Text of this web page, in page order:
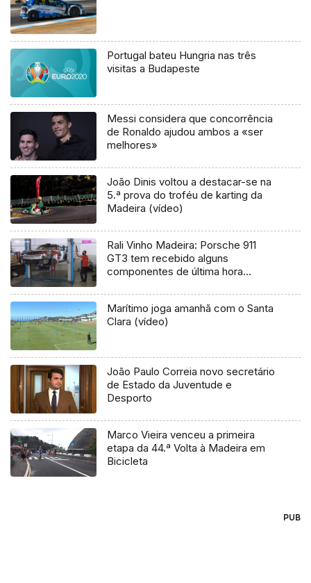
Portugal bateu Hungria nas três
visitas a Budapeste
Messi considera que concorrência
de Ronaldo ajudou ambos a «ser
melhores»
João Dinis voltou a destacar-se na
5.ª prova do troféu de karting da
Madeira (vídeo)
Rali Vinho Madeira: Porsche 911
GT3 tem recebido alguns
componentes de última hora
Marítimo joga amanhã com o Santa
Clara (vídeo)
João Paulo Correia novo secretário
de Estado da Juventude e
Desporto
Marco Vieira venceu a primeira
etapa da 44.ª Volta à Madeira em
Bicicleta
PUB